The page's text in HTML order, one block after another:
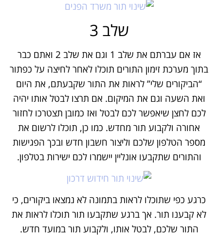
שלב 3
אז אם עברתם את שלב 1 וגם את שלב 2 ואתם כבר
בתוך מערכת זימון התורים תוכלו לאחר לחיצה על כפתור
“הביקורים שלי” לראות את התור שקבעתם, את היום
ואת השעה וגם את המיקום. אם תרצו לבטל אותו יהיה
לכם לחצן שיאפשר לכם לבטל ואז כמובן תצטרכו לחזור
אחורה ולקבוע תור מחדש. כמו כן, תוכלו לרשום את
מספר הטלפון שלכם וליצור חשבון חדש ובכך הפגישות
והתורים שתקבעו אונליין יישמרו לכם ישירות בטלפון.
כרגע כפי שתוכלו לראות בתמונה לא נמצאו ביקורים, כי
לא קבענו תור. אך ברגע שתקבעו תור תוכלו לראות את
התור שלכם, לבטל אותו, ולקבוע תור במועד חדש.